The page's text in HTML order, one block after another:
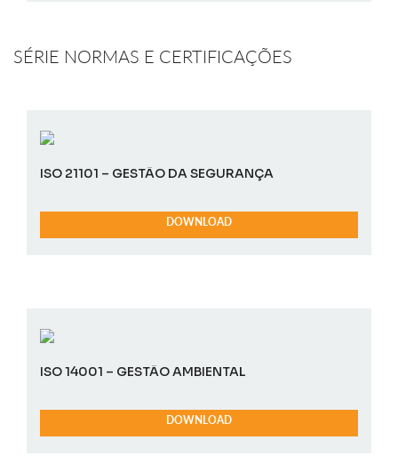
SÉRIE NORMAS E CERTIFICAÇÕES
ISO 21101 – GESTÃO DA SEGURANÇA
DOWNLOAD
ISO 14001 – GESTÃO AMBIENTAL
DOWNLOAD